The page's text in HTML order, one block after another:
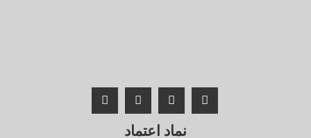
نماد اعتماد